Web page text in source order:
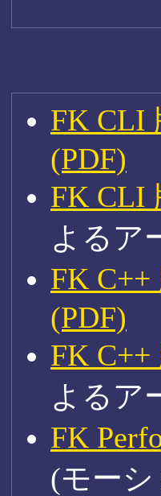
FK CLI
(PDF)
FK CLI
よるア
FK
(PDF)
FK
よるア
FK
(モー